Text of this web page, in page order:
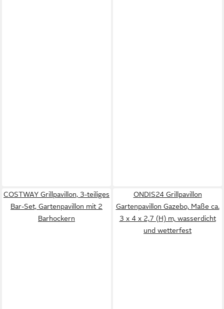
COSTWAY Grillpavillon, 3-teiliges
Bar-Set, Gartenpavillon mit 2
Barhockern
ONDIS24 Grillpavillon
Gartenpavillon Gazebo, Maße ca.
3 x 4 x 2,7 (H) m, wasserdicht
und wetterfest